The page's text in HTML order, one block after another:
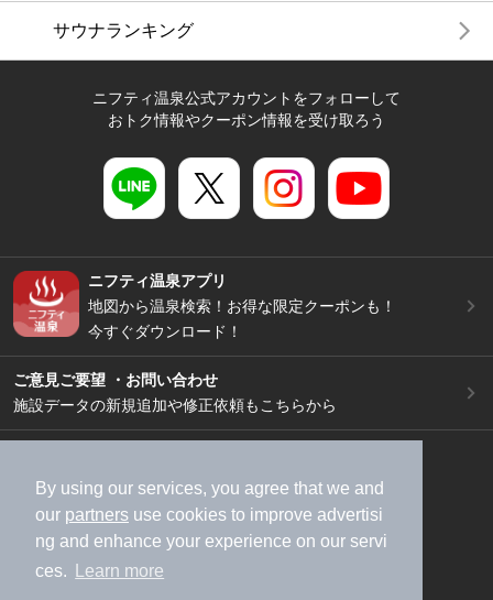
By using our services, you agree that we and
our partners use cookies to improve advertisi
ng and enhance your experience on our servi
ces.
Learn more
サウナランキング
ニフティ温泉公式アカウントをフォローして
おトク情報やクーポン情報を受け取ろう
ニフティ温泉アプリ
地図から温泉検索！お得な限定クーポンも！
今すぐダウンロード！
ご意見ご要望 ・お問い合わせ
施設データの新規追加や修正依頼もこちらから
加盟店募集（資料請求）
広告出稿のご案内
利用規約
ライフスタイルMEMBERS+規約
特定商取引法に基づく表記
ヘルプ
採用情報
運営会社